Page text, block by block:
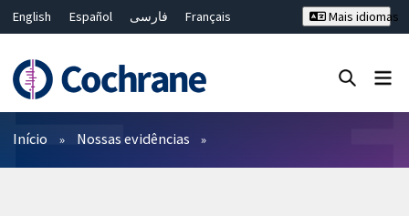
English Español فارسی
Français
Bahasa Malaysia
ไทย 繁體中文
Mais idiomas
Filtros
Início Nossas evidências